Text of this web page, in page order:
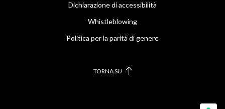
Dichiarazione di accessibilità
Whistleblowing
Politica per la parità di genere
TORNA SU